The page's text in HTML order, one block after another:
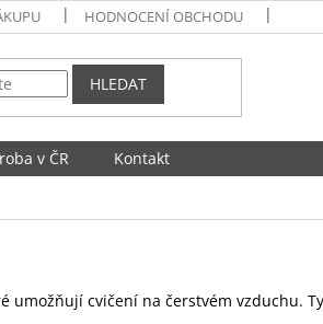
HODNOCENÍ OBCHODU
HLEDAT
v ČR
Kontakt
cvičení na čerstvém vzduchu.